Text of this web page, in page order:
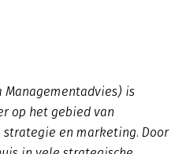
Managementadvies) is
op het gebied van
en marketing. Door